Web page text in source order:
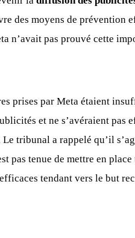
des moyens de prévention
n’avait pas prouvé cette
prises par Meta étaient
et ne s’avéraient pas
tribunal a rappelé qu’il
pas tenue de mettre en
tendant vers le but